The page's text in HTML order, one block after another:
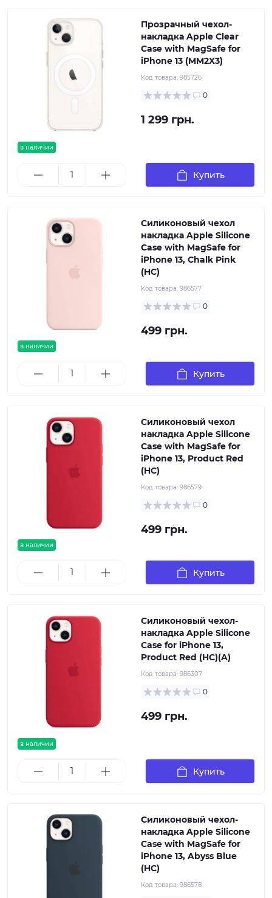
в наличии
Прозрачный чехол-
накладка Apple Clear
Case with MagSafe for
iPhone 13 (MM2X3)
Код товара: 985726
0
1 299 грн.
Купить
в наличии
Силиконовый чехол
накладка Apple Silicone
Case with MagSafe for
iPhone 13, Chalk Pink
(HC)
Код товара: 986577
0
499 грн.
Купить
в наличии
Силиконовый чехол
накладка Apple Silicone
Case with MagSafe for
iPhone 13, Product Red
(HC)
Код товара: 986579
0
499 грн.
Купить
в наличии
Силиконовый чехол-
накладка Apple Silicone
Case for iPhone 13,
Product Red (HC)(A)
Код товара: 986307
0
499 грн.
Купить
Силиконовый чехол-
накладка Apple Silicone
Case with MagSafe for
iPhone 13, Abyss Blue
(HC)
Код товара: 986578